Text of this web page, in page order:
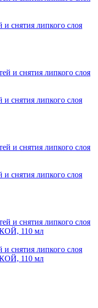
и снятия липкого слоя
и снятия липкого слоя
и снятия липкого слоя
и снятия липкого слоя
110 мл